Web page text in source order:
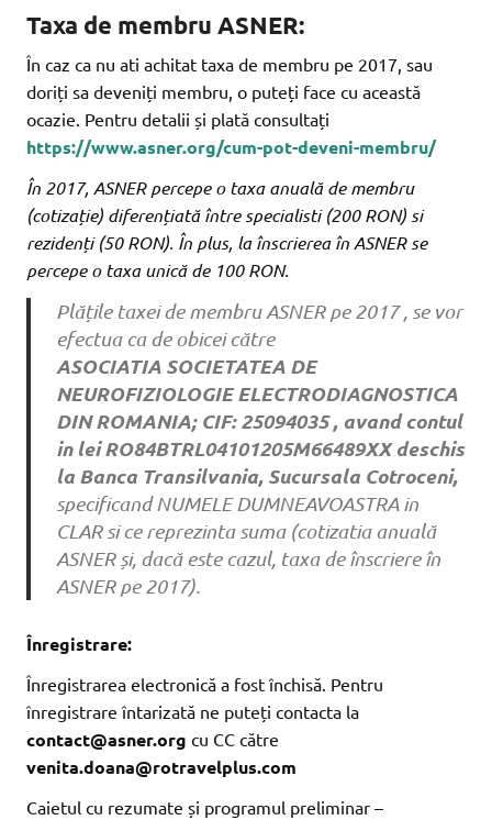
Taxa de membru ASNER:
În caz ca nu ati achitat taxa de membru pe 2017, sau
doriți sa deveniți membru, o puteți face cu această
ocazie. Pentru detalii și plată consultați
https://www.asner.org/cum-pot-deveni-membru/
În 2017, ASNER percepe o taxa anuală de membru
(cotizație) diferențiată între specialisti (200 RON) si
rezidenți (50 RON). În plus, la înscrierea în ASNER se
percepe o taxa unică de 100 RON.
Plățile taxei de membru ASNER pe 2017 , se vor
efectua ca de obicei către
ASOCIATIA SOCIETATEA DE
NEUROFIZIOLOGIE ELECTRODIAGNOSTICA
DIN ROMANIA; CIF: 25094035 , avand contul
in lei RO84BTRL04101205M66489XX deschis
la Banca Transilvania, Sucursala Cotroceni,
specificand NUMELE DUMNEAVOASTRA in
CLAR si ce reprezinta suma (cotizatia anuală
ASNER și, dacă este cazul, taxa de înscriere în
ASNER pe 2017).
Înregistrare:
Înregistrarea electronică a fost închisă. Pentru
înregistrare întarizată ne puteți contacta la
contact@asner.org cu CC către
venita.doana@rotravelplus.com
Caietul cu rezumate și programul preliminar –